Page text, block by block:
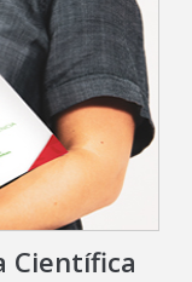
Científica